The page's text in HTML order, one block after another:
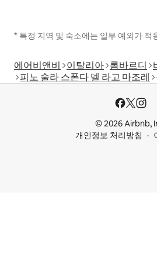
* 특정 지역 및 숙소에는 일부 예외가 적
에어비앤비 이탈리아 롬바르디
피노 술라 스폰다 델 라고 마조레
© 2026 Airbnb,
개인정보 처리방침